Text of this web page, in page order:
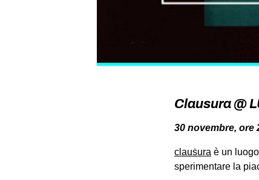
Clausura @
30 novembre, ore
clauṡura è un
sperimentare la